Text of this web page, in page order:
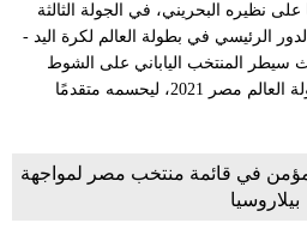
نظيره البحريني، في الجولة الثالثة
الرئيسي في بطولة العالم لكرة اليد -
بنتيجة 29 – 25، حيث سيطر المنتخب الياباني على الشوط
الأول فى آخر ظهور له في بطولة العالم مصر 2021، ليحسمه متقدمًا
في قائمة منتخب مصر لمواجهة
بيلاروسيا